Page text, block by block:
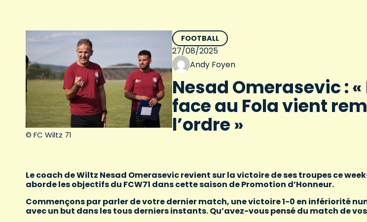
© FC Wiltz 71
FOOTBALL
27/08/2025
Andy Foyen
Nesad Omerasevic :
face au Fola vient
l’ordre »
Le coach de Wiltz Nesad Omerasevic revient sur la victoire de ses troupes ce
aborde les objectifs du FCW71 dans cette saison de Promotion d’Honneur.
Commençons par parler de votre dernier match, une victoire 1-0 en infériorité
avec un but dans les tous derniers instants. Qu’avez-vous pensé du match de